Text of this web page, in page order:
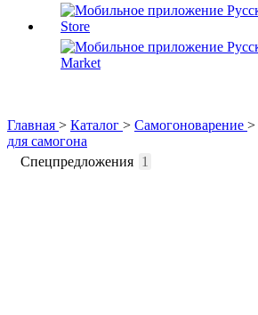
Главная > Каталог > Самогоноварение >
для самогона
Спецпредложения 1